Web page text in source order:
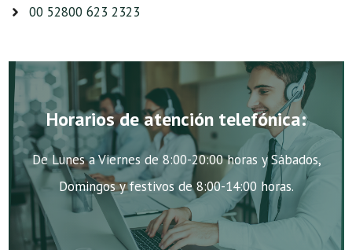
00 52800 623 2323
Horarios de atención telefónica:
De Lunes a Viernes de 8:00-20:00 horas y Sábados,
Domingos y festivos de 8:00-14:00 horas.